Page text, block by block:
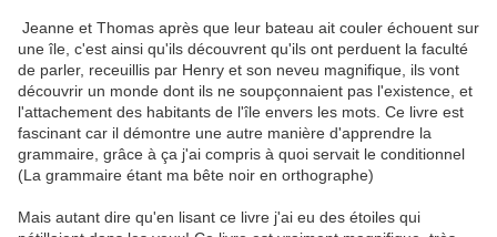
Jeanne et Thomas après que leur bateau ait couler échouent sur
une île, c'est ainsi qu'ils découvrent qu'ils ont perduent la faculté
de parler, receuillis par Henry et son neveu magnifique, ils vont
découvrir un monde dont ils ne soupçonnaient pas l'existence, et
l'attachement des habitants de l'île envers les mots. Ce livre est
fascinant car il démontre une autre manière d'apprendre la
grammaire, grâce à ça j'ai compris à quoi servait le conditionnel
(La grammaire étant ma bête noir en orthographe)
Mais autant dire qu'en lisant ce livre j'ai eu des étoiles qui